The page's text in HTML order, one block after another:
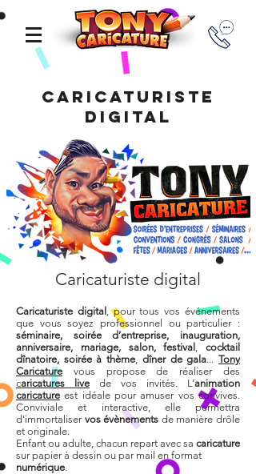
Caricaturiste
digital
Caricaturiste digital
Caricaturiste digital , pour tous vos événements
que vous soyez professionnel ou particulier :
séminaire, soirée d’entreprise, inauguration,
anniversaire, mariage, salon, festival , cocktail
dînatoire, soirée à thème, dîner de gala...Tony
Caricature vous propose de réaliser des
caricatures live de vos invités. L’animation
caricature est idéale pour amuser vos convives.
Conviviale et interactive, elle permettra
d'immortaliser vos évènements de manière drôle
et originale.
Enfant ou adulte, chacun repart avec sa caricature
sur papier à dessin ou par mail en format
numérique.